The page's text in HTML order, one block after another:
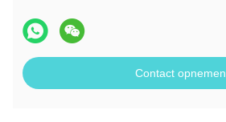
Contact opnemen